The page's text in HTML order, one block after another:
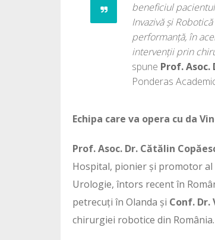
beneficiul
Invazivă și
performanță, în
intervenții prin
spune Prof. Asoc.
Ponderas
Echipa care va opera cu da
Prof. Asoc. Dr. Cătălin
Hospital, pionier și promotor
Urologie, întors recent în
petrecuți în Olanda și Conf. Dr.
chirurgiei robotice din România.